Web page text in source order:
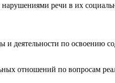
речи в их
деятельности по освоению
отношений по вопросам